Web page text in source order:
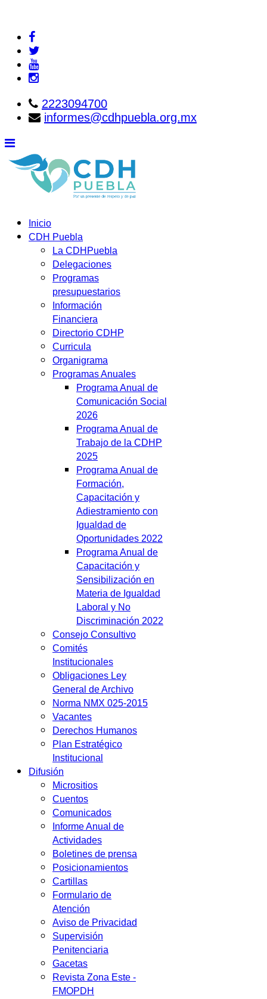
2223094700
informes@cdhpuebla.org.mx
Inicio
CDH Puebla
La CDHPuebla
Delegaciones
Programas
presupuestarios
Información
Financiera
Directorio CDHP
Curricula
Organigrama
Programas Anuales
Programa Anual de
Comunicación Social
2026
Programa Anual de
Trabajo de la CDHP
2025
Programa Anual de
Formación,
Capacitación y
Adiestramiento con
Igualdad de
Oportunidades 2022
Programa Anual de
Capacitación y
Sensibilización en
Materia de Igualdad
Laboral y No
Discriminación 2022
Consejo Consultivo
Comités
Institucionales
Obligaciones Ley
General de Archivo
Norma NMX 025-2015
Vacantes
Derechos Humanos
Plan Estratégico
Institucional
Difusión
Micrositios
Cuentos
Comunicados
Informe Anual de
Actividades
Boletines de prensa
Posicionamientos
Cartillas
Formulario de
Atención
Aviso de Privacidad
Supervisión
Penitenciaria
Gacetas
Revista Zona Este -
FMOPDH